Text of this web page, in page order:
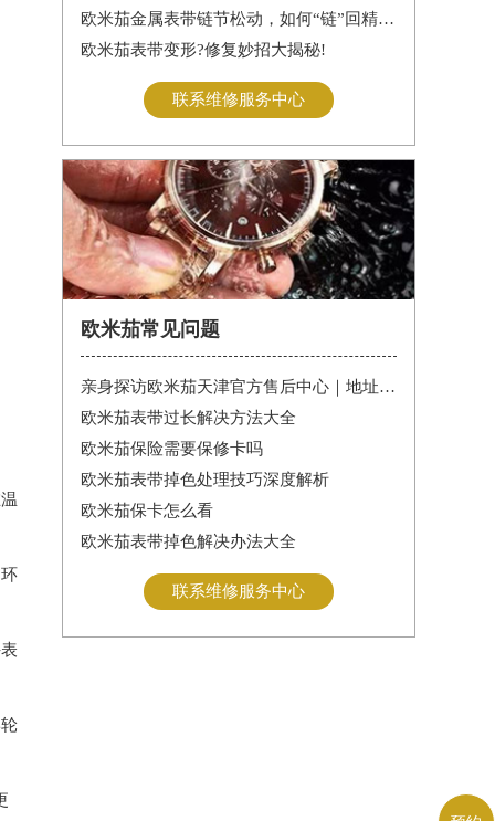
欧米茄金属表带链节松动，如何“链”回精致时光?
欧米茄表带变形?修复妙招大揭秘!
联系维修服务中心
欧米茄常见问题
亲身探访欧米茄天津官方售后中心｜地址报修全流程真实经历（2026年6月最新）
欧米茄表带过长解决方法大全
欧米茄保险需要保修卡吗
欧米茄表带掉色处理技巧深度解析
欧米茄保卡怎么看
欧米茄表带掉色解决办法大全
联系维修服务中心